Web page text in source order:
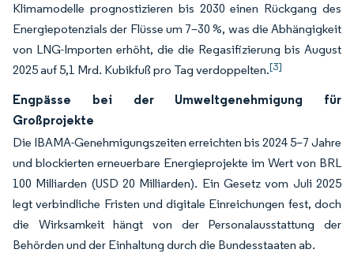
Klimamodelle prognostizieren bis 2030 einen Rückgang des
Energiepotenzials der Flüsse um 7–30 %, was die Abhängigkeit
von LNG-Importen erhöht, die die Regasifizierung bis August
2025 auf 5,1 Mrd. Kubikfuß pro Tag verdoppelten.[3]
Engpässe bei der Umweltgenehmigung für
Großprojekte
Die IBAMA-Genehmigungszeiten erreichten bis 2024 5–7 Jahre
und blockierten erneuerbare Energieprojekte im Wert von BRL
100 Milliarden (USD 20 Milliarden). Ein Gesetz vom Juli 2025
legt verbindliche Fristen und digitale Einreichungen fest, doch
die Wirksamkeit hängt von der Personalausstattung der
Behörden und der Einhaltung durch die Bundesstaaten ab.